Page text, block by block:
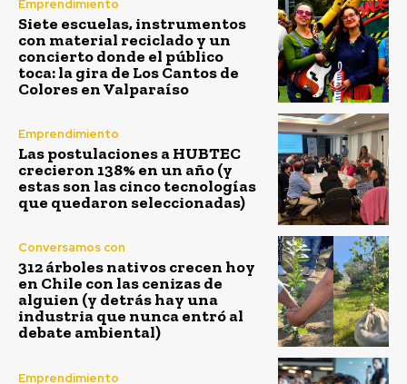
Emprendimiento
Siete escuelas, instrumentos
con material reciclado y un
concierto donde el público
toca: la gira de Los Cantos de
Colores en Valparaíso
Emprendimiento
Las postulaciones a HUBTEC
crecieron 138% en un año (y
estas son las cinco tecnologías
que quedaron seleccionadas)
Conversamos con
312 árboles nativos crecen hoy
en Chile con las cenizas de
alguien (y detrás hay una
industria que nunca entró al
debate ambiental)
Emprendimiento